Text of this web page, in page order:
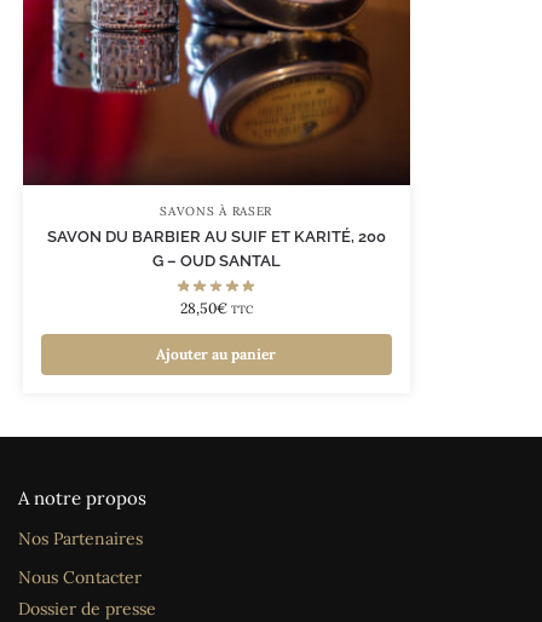
SAVONS À RASER
SAVON DU BARBIER AU SUIF ET KARITÉ, 200
G – OUD SANTAL
28,50€ TTC
Ajouter au panier
A notre propos
Nos Partenaires
Nous Contacter
Dossier de presse